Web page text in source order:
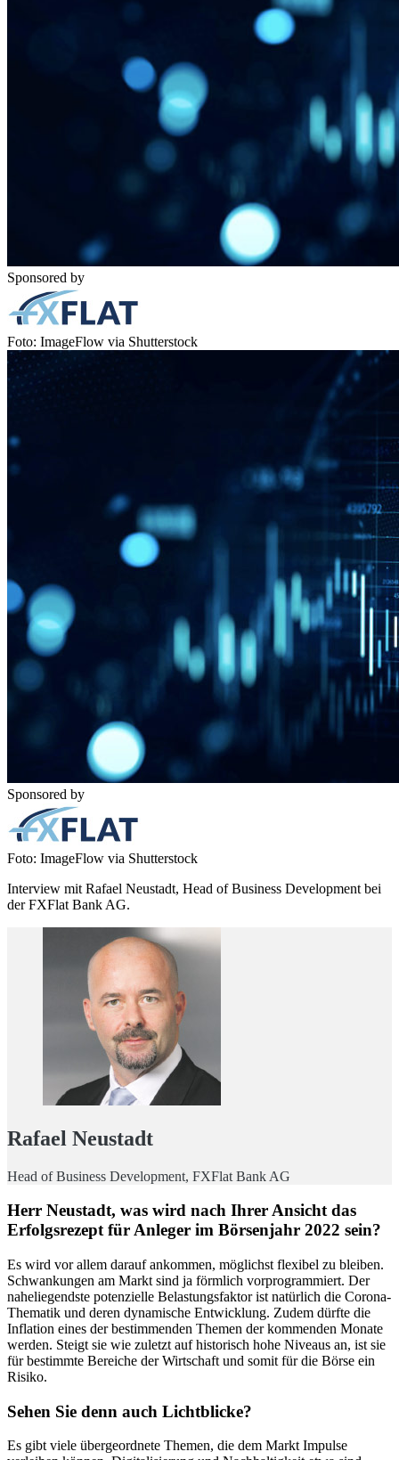
Sponsored by
Foto: ImageFlow via Shutterstock
Sponsored by
Foto: ImageFlow via Shutterstock
Interview mit Rafael Neustadt, Head of Business Development bei
der FXFlat Bank AG.
Rafael Neustadt
Head of Business Development, FXFlat Bank AG
Herr Neustadt, was wird nach Ihrer Ansicht das
Erfolgsrezept für Anleger im Börsenjahr 2022 sein?
Es wird vor allem darauf ankommen, möglichst flexibel zu bleiben.
Schwankungen am Markt sind ja förmlich vorprogrammiert. Der
naheliegendste potenzielle Belastungsfaktor ist natürlich die Corona-
Thematik und deren dynamische Entwicklung. Zudem dürfte die
Inflation eines der bestimmenden Themen der kommenden Monate
werden. Steigt sie wie zuletzt auf historisch hohe Niveaus an, ist sie
für bestimmte Bereiche der Wirtschaft und somit für die Börse ein
Risiko.
Sehen Sie denn auch Lichtblicke?
Es gibt viele übergeordnete Themen, die dem Markt Impulse